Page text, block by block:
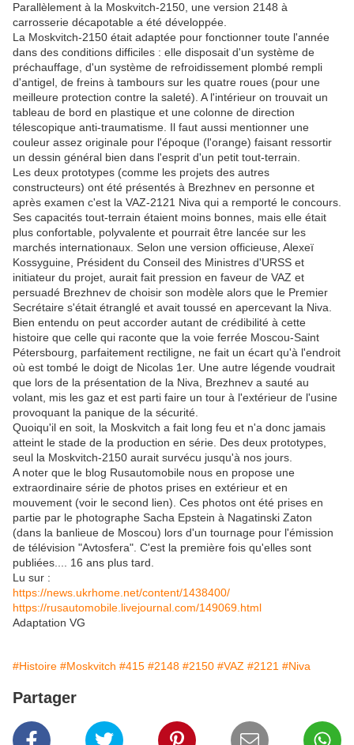
Parallèlement à la Moskvitch-2150, une version 2148 à
carrosserie décapotable a été développée.
La Moskvitch-2150 était adaptée pour fonctionner toute l'année
dans des conditions difficiles : elle disposait d'un système de
préchauffage, d'un système de refroidissement plombé rempli
d'antigel, de freins à tambours sur les quatre roues (pour une
meilleure protection contre la saleté). A l'intérieur on trouvait un
tableau de bord en plastique et une colonne de direction
télescopique anti-traumatisme. Il faut aussi mentionner une
couleur assez originale pour l'époque (l'orange) faisant ressortir
un dessin général bien dans l'esprit d'un petit tout-terrain.
Les deux prototypes (comme les projets des autres
constructeurs) ont été présentés à Brezhnev en personne et
après examen c'est la VAZ-2121 Niva qui a remporté le concours.
Ses capacités tout-terrain étaient moins bonnes, mais elle était
plus confortable, polyvalente et pourrait être lancée sur les
marchés internationaux. Selon une version officieuse, Alexeï
Kossyguine, Président du Conseil des Ministres d'URSS et
initiateur du projet, aurait fait pression en faveur de VAZ et
persuadé Brezhnev de choisir son modèle alors que le Premier
Secrétaire s'était étranglé et avait toussé en apercevant la Niva.
Bien entendu on peut accorder autant de crédibilité à cette
histoire que celle qui raconte que la voie ferrée Moscou-Saint
Pétersbourg, parfaitement rectiligne, ne fait un écart qu'à l'endroit
où est tombé le doigt de Nicolas 1er. Une autre légende voudrait
que lors de la présentation de la Niva, Brezhnev a sauté au
volant, mis les gaz et est parti faire un tour à l'extérieur de l'usine
provoquant la panique de la sécurité.
Quoiqu'il en soit, la Moskvitch a fait long feu et n'a donc jamais
atteint le stade de la production en série. Des deux prototypes,
seul la Moskvitch-2150 aurait survécu jusqu'à nos jours.
A noter que le blog Rusautomobile nous en propose une
extraordinaire série de photos prises en extérieur et en
mouvement (voir le second lien). Ces photos ont été prises en
partie par le photographe Sacha Epstein à Nagatinski Zaton
(dans la banlieue de Moscou) lors d'un tournage pour l'émission
de télévision "Avtosfera". C'est la première fois qu'elles sont
publiées.... 16 ans plus tard.
Lu sur :
https://news.ukrhome.net/content/1438400/
https://rusautomobile.livejournal.com/149069.html
Adaptation VG
#Histoire #Moskvitch #415 #2148 #2150 #VAZ #2121 #Niva
Partager